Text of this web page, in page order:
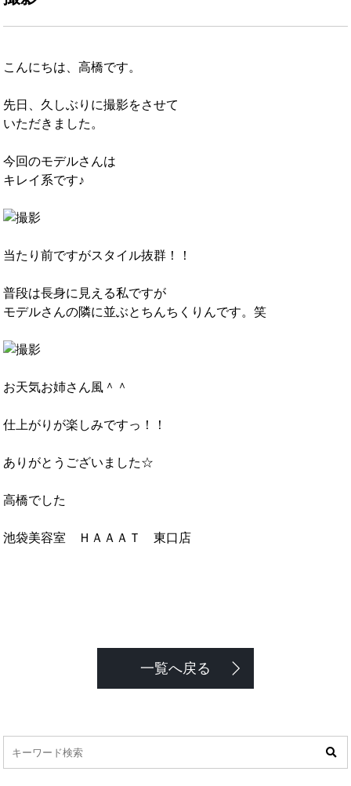
こんにちは、高橋です。
先日、久しぶりに撮影をさせて
いただきました。
今回のモデルさんは
キレイ系です♪
当たり前ですがスタイル抜群！！
普段は長身に見える私ですが
モデルさんの隣に並ぶとちんちくりんです。笑
お天気お姉さん風＾＾
仕上がりが楽しみですっ！！
ありがとうございました☆
高橋でした
池袋美容室 ＨＡＡＡＴ 東口店
一覧へ戻る